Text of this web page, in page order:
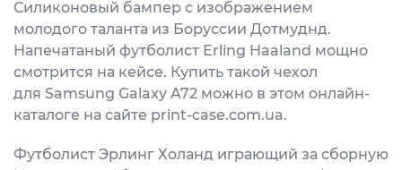
Силиконовый бампер с изображением
молодого таланта из Боруссии Дотмуднд.
Напечатаный футболист Erling Haaland мощно
смотрится на кейсе. Купить такой чехол
для Samsung Galaxy A72 можно в этом онлайн-
каталоге на сайте print-case.com.ua.
Футболист Эрлинг Холанд играющий за сборную